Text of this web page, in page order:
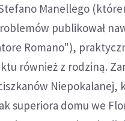
Manellego
publikował
Romano"),
również z rodziną.
Niepokalanej,
superiora domu we